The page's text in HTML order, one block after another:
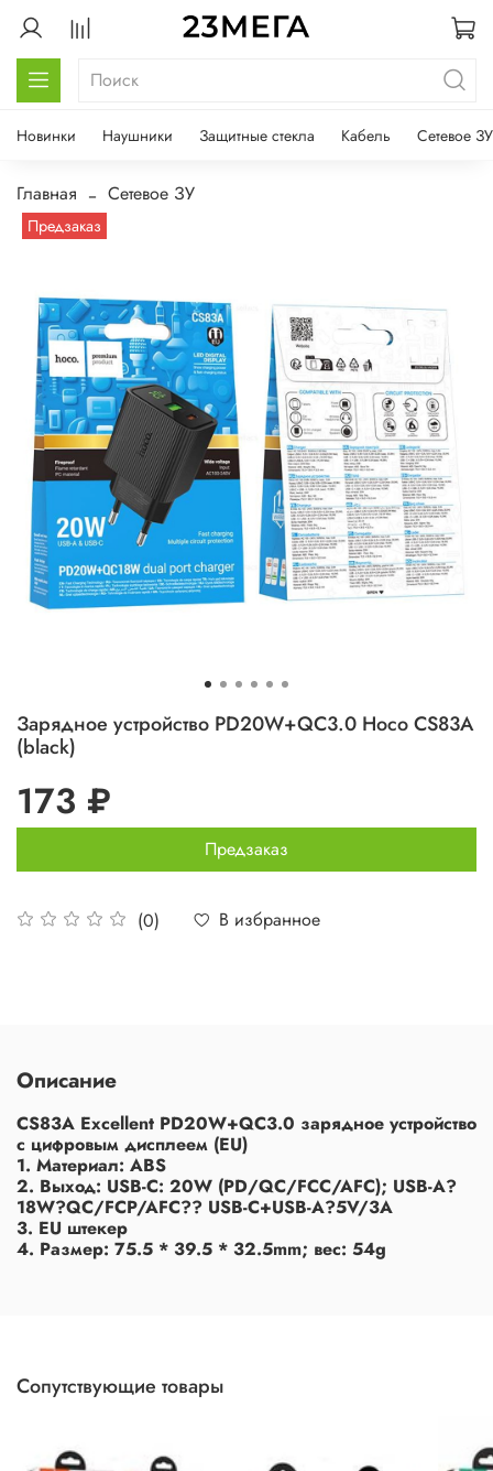
Новинки Наушники Защитные стекла Кабель Сетевое ЗУ
Главная Сетевое ЗУ
Предзаказ
Зарядное устройство PD20W+QC3.0 Hoco CS83A
(black)
(0) В избранное
173 ₽
Предзаказ
Описание
CS83A Excellent PD20W+QC3.0 зарядное устройство
с цифровым дисплеем (EU)
1. Материал: ABS
2. Выход: USB-C: 20W (PD/QC/FCC/AFC); USB-A?
18W?QC/FCP/AFC?? USB-C+USB-A?5V/3A
3. EU штекер
4. Размер: 75.5 * 39.5 * 32.5mm; вес: 54g
Сопутствующие товары